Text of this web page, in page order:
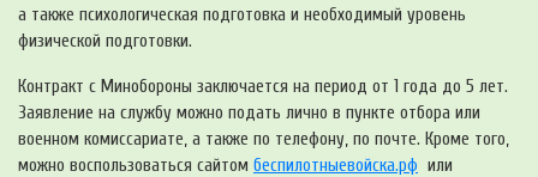
а также психологическая подготовка и необходимый уровень
физической подготовки.
Контракт с Минобороны заключается на период от 1 года до 5 лет.
Заявление на службу можно подать лично в пункте отбора или
военном комиссариате, а также по телефону, по почте. Кроме того,
можно воспользоваться сайтом беспилотныевойска.рф или